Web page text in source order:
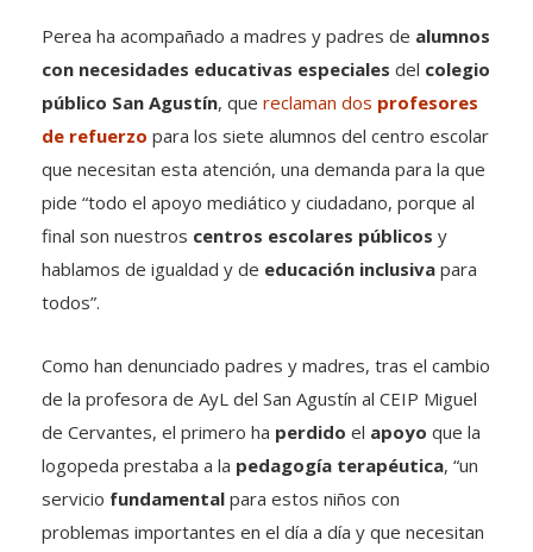
Perea ha acompañado a madres y padres de alumnos
con necesidades educativas especiales del colegio
público San Agustín, que reclaman dos profesores
de refuerzo para los siete alumnos del centro escolar
que necesitan esta atención, una demanda para la que
pide “todo el apoyo mediático y ciudadano, porque al
final son nuestros centros escolares públicos y
hablamos de igualdad y de educación inclusiva para
todos”.
Como han denunciado padres y madres, tras el cambio
de la profesora de AyL del San Agustín al CEIP Miguel
de Cervantes, el primero ha perdido el apoyo que la
logopeda prestaba a la pedagogía terapéutica, “un
servicio fundamental para estos niños con
problemas importantes en el día a día y que necesitan